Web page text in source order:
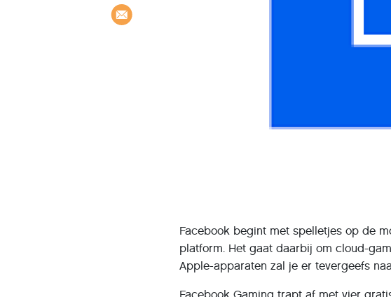
Facebook begint met spelletjes op de
platform. Het gaat daarbij om cloud-
Apple-apparaten zal je er tevergeefs